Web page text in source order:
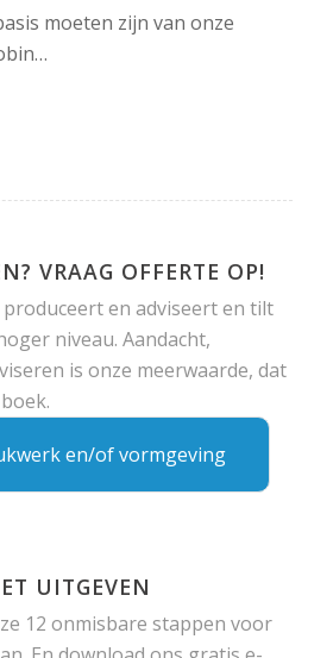
moeten zijn van onze
VRAAG OFFERTE OP!
en adviseert en tilt
niveau. Aandacht,
is onze meerwaarde, dat
en/of vormgeving
UITGEVEN
12 onmisbare stappen voor